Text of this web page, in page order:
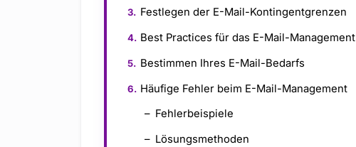
Festlegen der E-Mail-Kontingentgrenzen
Best Practices für das E-Mail-Management
Bestimmen Ihres E-Mail-Bedarfs
Häufige Fehler beim E-Mail-Management
Fehlerbeispiele
Lösungsmethoden